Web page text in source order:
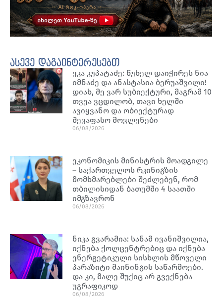
ასევე დაგაინტერესებთ
ეკა კუპატაძე: წუხელ დაიჭირეს ნია
იმნაძე და ანასტასია ბერუაშვილი!
დიახ, მე ვარ სუბიექტური, მაგრამ 10
თვეა ვცდილობ, თავი ხელში
ავიყვანო და ობიექტურად
შევაფასო მოვლენები
06/08/2026
ეკონომიკის მინისტრის მოადგილე
– საქართველოს რკინიგზის
მომხმარებლები შეძლებენ, რომ
თბილისიდან ბათუმში 4 საათში
იმგზავრონ
06/08/2026
ნიკა გვარამია: სანამ ივანიშვილია,
იქნება ქოლცენტრებიც და იქნება
ენერგეტიკული სისხლის მწოველი
პარაზიტი მაინინგის საწარმოები.
და კი, მალე შუქიც არ გვექნება
უგრაფიკოდ
06/08/2026